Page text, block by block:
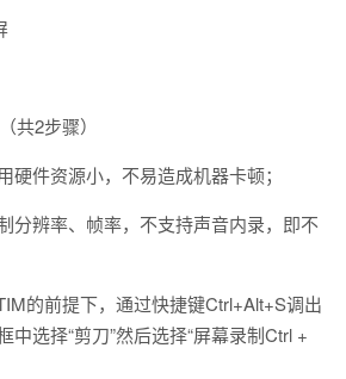
共2步骤）
硬件资源小，不易造成机器卡顿；
分辨率、帧率，不支持声音内录，即不
的前提下，通过快捷键Ctrl+Alt+S调出
中选择“剪刀”然后选择“屏幕录制Ctrl +